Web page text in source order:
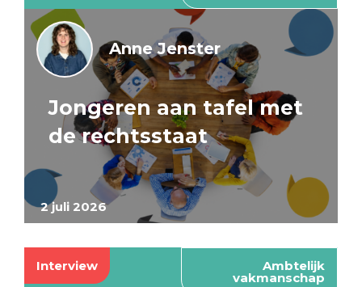
2 juli 2026
Anne Jenster
Jongeren aan tafel met
de rechtsstaat
Interview Ambtelijk
vakmanschap